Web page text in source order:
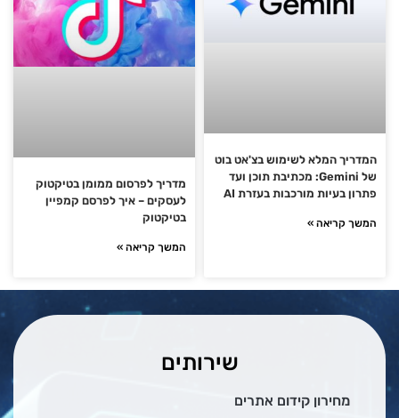
המדריך המלא לשימוש בצ'אט בוט
של Gemini: מכתיבת תוכן ועד
פתרון בעיות מורכבות בעזרת AI
המשך קריאה »
מדריך לפרסום ממומן בטיקטוק
לעסקים – איך לפרסם קמפיין
בטיקטוק
המשך קריאה »
שירותים
מחירון קידום אתרים